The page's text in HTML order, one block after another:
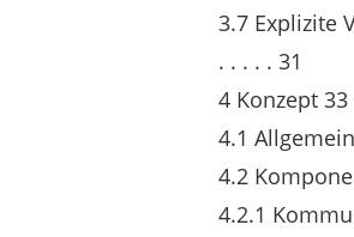
3.7 Explizite
. . . . . 31
4 Konzept 33
4.1
4.2
4.2.1